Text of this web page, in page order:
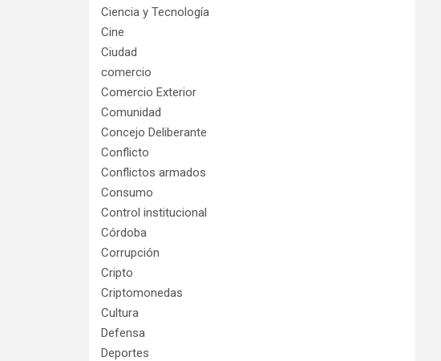
Ciencia y Tecnología
Cine
Ciudad
comercio
Comercio Exterior
Comunidad
Concejo Deliberante
Conflicto
Conflictos armados
Consumo
Control institucional
Córdoba
Corrupción
Cripto
Criptomonedas
Cultura
Defensa
Deportes